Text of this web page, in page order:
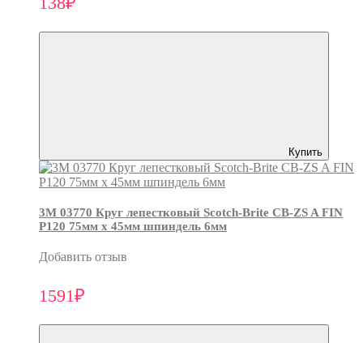
Купить
3М 03770 Круг лепестковый Scotch-Brite CB-ZS A FIN
P120 75мм х 45мм шпиндель 6мм
Добавить отзыв
1591₽